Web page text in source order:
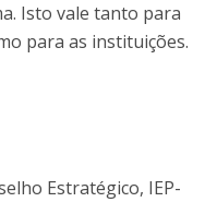
Isto vale tanto para
para as instituições.
Estratégico, IEP-